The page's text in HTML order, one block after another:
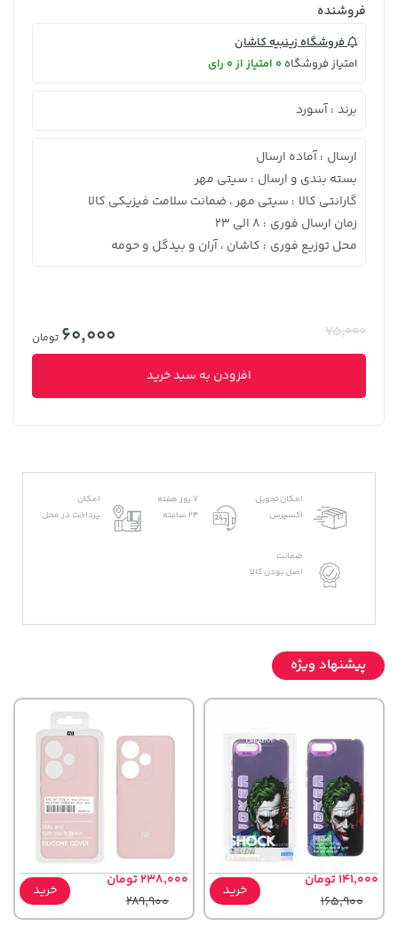
فروشنده
فروشگاه زینبیه کاشان
امتیاز فروشگاه 0 امتیاز از 0 رای
برند : آسورد
ارسال : آماده ارسال
بسته بندی و ارسال : سیتی مهر
گارانتی کالا : سیتی مهر ، ضمانت سلامت فیزیکی کالا
زمان ارسال فوری : 8 الی 23
محل توزیع فوری : کاشان ، آران و بیدگل و حومه
75,000
60,000 تومان
افزودن به سبد خرید
امکان تحویل
اکسپرس
7 روز هفته
24 ساعته
امکان
پرداخت در محل
ضمانت
اصل بودن کالا
پیشنهاد ویژه
141,000 تومان
165,900
خرید
238,000 تومان
289,900
خرید